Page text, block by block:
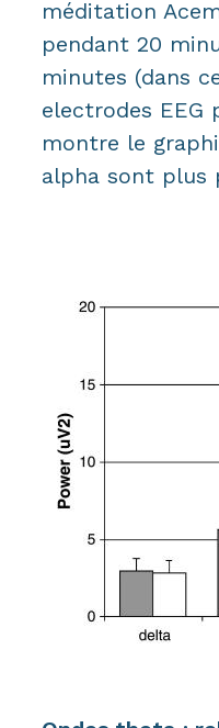
méditation
pendant 20
minutes (dans
electrodes EEG
montre le
alpha sont plus